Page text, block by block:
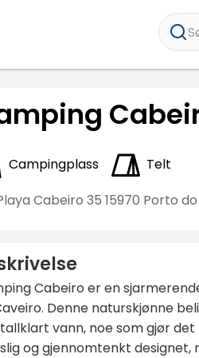
Campingplass
Telt
Cabeiro 35 15970 Porto
Cabeiro er en
Denne naturskjønne
vann, noe som gjør
og gjennomtenkt